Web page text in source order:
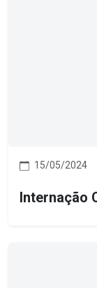
15/05/2024
Internação